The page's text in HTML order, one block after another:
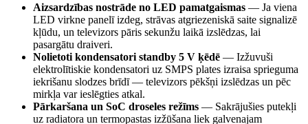
Aizsardzības nostrāde no LED pamatgaismas — Ja viena
LED virkne panelī izdeg, strāvas atgriezeniskā saite signalizē
kļūdu, un televizors pāris sekunžu laikā izslēdzas, lai
pasargātu draiveri.
Nolietoti kondensatori standby 5 V ķēdē — Izžuvuši
elektrolītiskie kondensatori uz SMPS plates izraisa sprieguma
iekrišanu slodzes brīdī — televizors pēkšņi izslēdzas un pēc
mirkļa var ieslēgties atkal.
Pārkaršana un SoC droseles režīms — Sakrājušies putekļi
uz radiatora un termopastas izžūšana liek galvenajam